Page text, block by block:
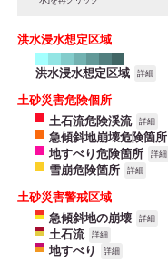
洪水浸水想定区域
洪水浸水想定区域 詳細
土砂災害危険個所
土石流危険渓流
詳細
急傾斜地崩壊危険箇所
地すべり危険箇所 詳細
雪崩危険箇所 詳細
土砂災害警戒区域
急傾斜地の崩壊
詳細
土石流 詳細
地すべり 詳細